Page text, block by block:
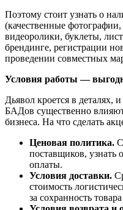
Поэтому стоит узнать о
(качественные
видеоролики, буклеты,
брендинге, регистрации
проведении совместных
Условия работы —
Дьявол кроется в деталях,
БАДов существенно
бизнеса. На что сделать
Ценовая политика.
поставщиков, узнать
оплаты.
Условия доставки.
стоимость
за сохранность